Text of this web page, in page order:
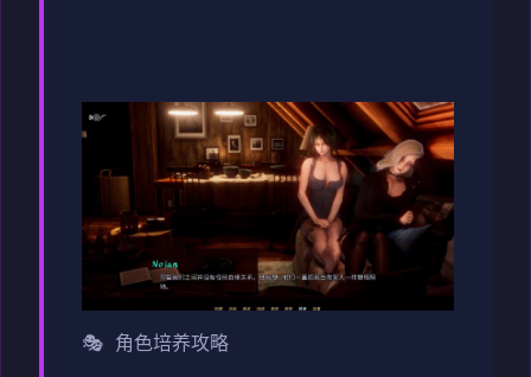
🎭 角色培养攻略